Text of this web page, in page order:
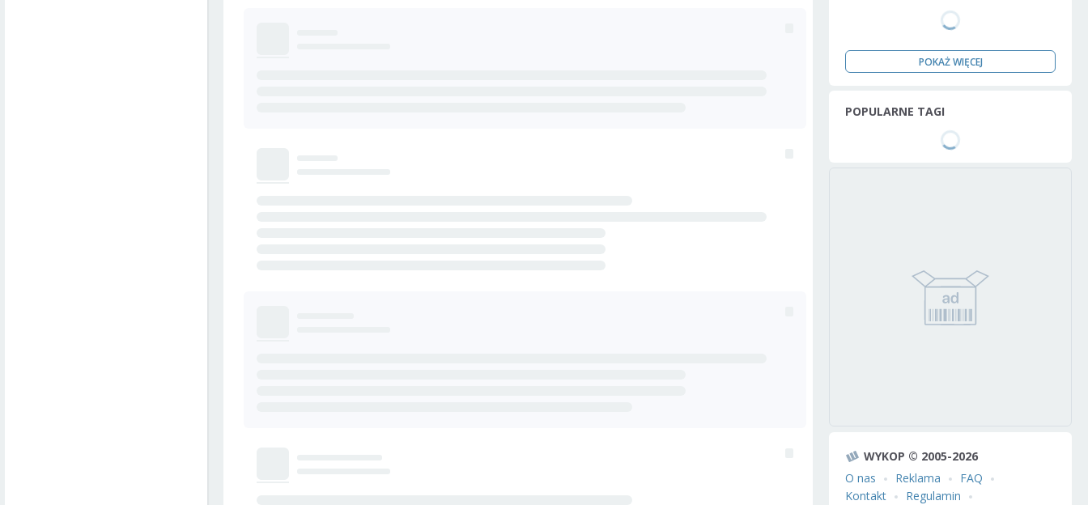
POKAŻ WIĘCEJ
POPULARNE TAGI
WYKOP © 2005-2026
O nas
Reklama
FAQ
Kontakt
Regulamin